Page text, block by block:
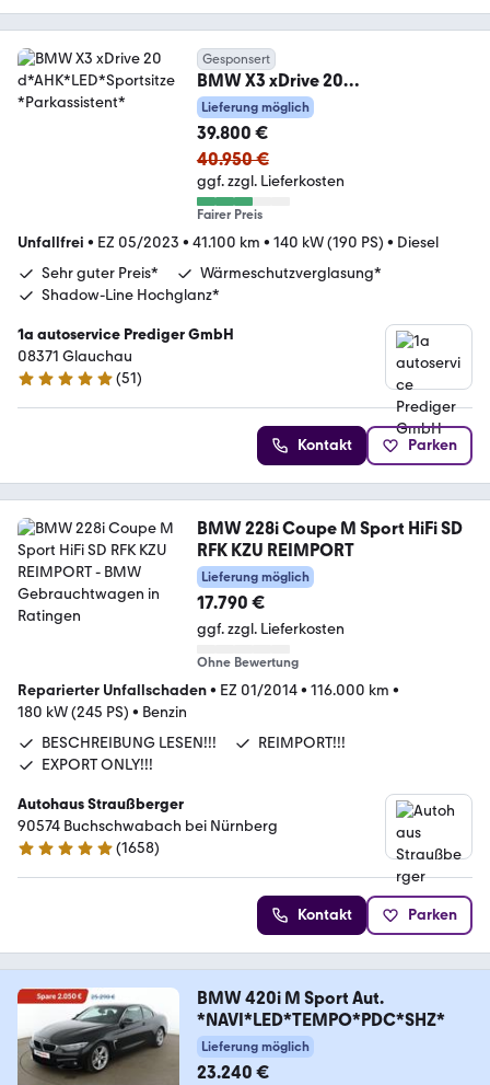
Gesponsert
BMW X3 xDrive 20
d*AHK*LED*Sportsitze*Parkassist
ent*
Lieferung möglich
39.800 €
40.950 €
ggf. zzgl. Lieferkosten
Fairer Preis
Unfallfrei • EZ 05/2023 • 41.100 km • 140 kW (190 PS) • Diesel
Sehr guter Preis*
Wärmeschutzverglasung*
Shadow-Line Hochglanz*
1a autoservice Prediger GmbH
08371 Glauchau
4.9 Sterne
(51)
Kontakt Parken
BMW 228i Coupe M Sport HiFi SD
RFK KZU REIMPORT
Lieferung möglich
17.790 €
ggf. zzgl. Lieferkosten
Ohne Bewertung
Reparierter Unfallschaden• EZ 01/2014• 116.000 km •
180 kW (245 PS) • Benzin
BESCHREIBUNG LESEN!!!
REIMPORT!!!
EXPORT ONLY!!!
Autohaus Straußberger
90574 Buchschwabach bei Nürnberg
4.9 Sterne
(1658)
Kontakt Parken
BMW 420i M Sport Aut.
*NAVI*LED*TEMPO*PDC*SHZ*
Lieferung möglich
23.240 €